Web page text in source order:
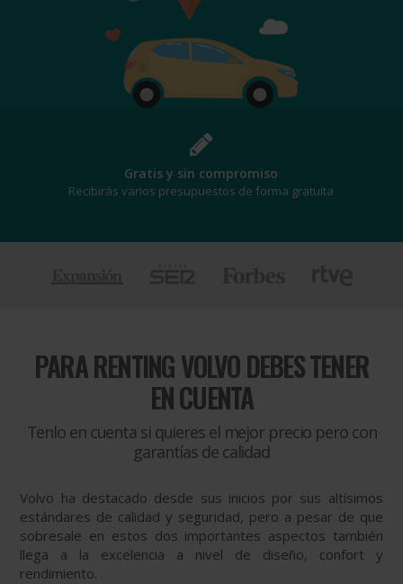
Gratis y sin compromiso
Recibirás varios presupuestos de forma gratuita
PARARENTING VOLVO DEBES TENER
EN CUENTA
Tenlo en cuenta si quieres el mejor precio pero con
garantías de calidad
Volvo ha destacado desde sus inicios por sus altísimos
estándares de calidad y seguridad, pero a pesar de que
sobresale en estos dos importantes aspectos también
llega a la excelencia a nivel de diseño, confort y
rendimiento.